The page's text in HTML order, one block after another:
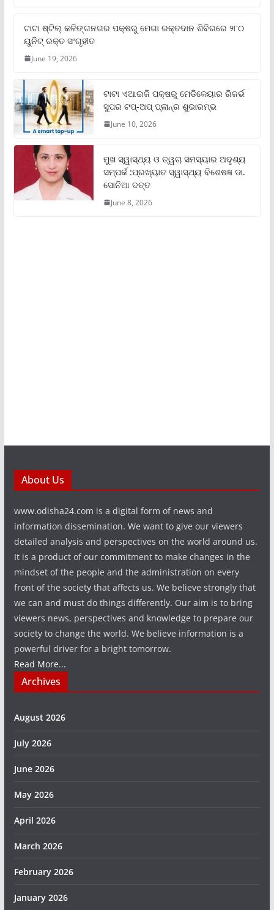
ଟାଟା ଷ୍ଟିଲ୍‌ କଳିଙ୍ଗନଗର ପକ୍ଷରୁ ମେଗା ରକ୍ତଦାନ ଶିବିରରେ ୨୮୦
ୟୁନିଟ୍‌ ରକ୍ତ ସଂଗୃହୀତ
June 19, 2026
ଟାଟା ଏଆଇଜି ପକ୍ଷରୁ ମେଡିକେୟାର ରିଜର୍ଭ
ସୁପର ଟପ୍‌-ଅପ୍ ପ୍ଲାନ୍‌ର ଶୁଭାରମ୍ଭ
June 10, 2026
ମୁଖ ସ୍ୱାସ୍ଥ୍ୟ ଓ ତ୍ୱଚା ସମସ୍ୟାର ଅଦୃଶ୍ୟ
ସମ୍ପର୍କ :ପ୍ରଖ୍ୟାତ ସ୍ୱାସ୍ଥ୍ୟ ବିଶେଷଜ୍ଞ ଡା.
ସୋନିଆ ଦତ୍ତ
June 8, 2026
About Us
www.odisha24.com is a digital form of news and
information dissemination. We want to give our viewers
detailed analysis and perspectives on the world around us.
It is a product of our commitment to make changes in the
mindset of the people and the administration on every
front of the society that affects us. We believe strongly that
we can and must do things differently. Our aim is to bring
viewers news, perspectives and knowledge to prepare our
society to change the world. We believe information is a
powerful driver for a bright tomorrow.
Read More...
Archives
August 2026
July 2026
June 2026
May 2026
April 2026
March 2026
February 2026
January 2026